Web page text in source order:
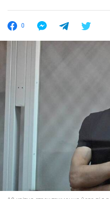
0